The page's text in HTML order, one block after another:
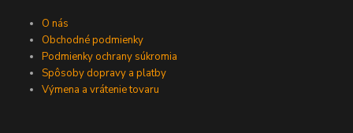
O nás
Obchodné podmienky
Podmienky ochrany súkromia
Spôsoby dopravy a platby
Výmena a vrátenie tovaru